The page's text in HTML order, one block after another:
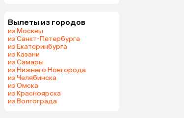
Вылеты из городов
из Москвы
из Санкт-Петербурга
из Екатеринбурга
из Казани
из Самары
из Нижнего Новгорода
из Челябинска
из Омска
из Красноярска
из Волгограда